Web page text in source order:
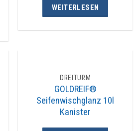
WEITERLESEN
DREITURM
GOLDREIF®
Seifenwischglanz 10l
Kanister